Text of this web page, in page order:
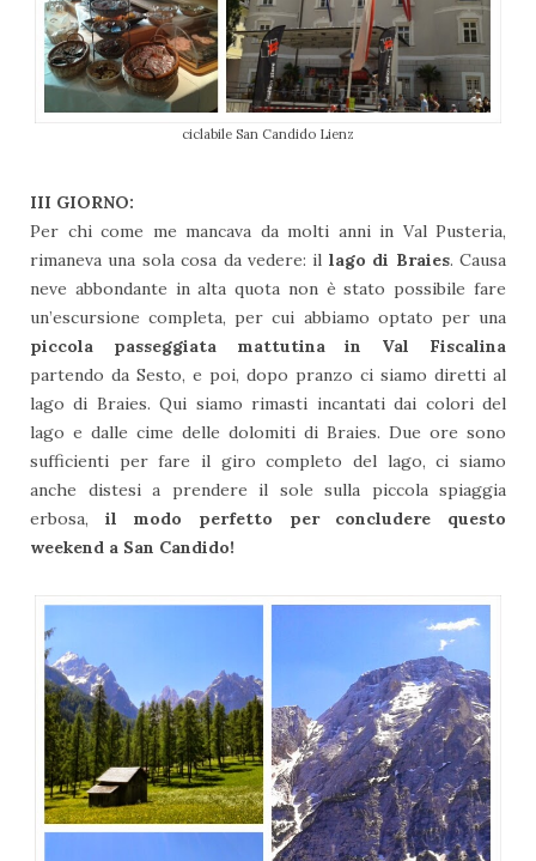
ciclabile San Candido Lienz
III GIORNO:
Per chi come me mancava da molti anni in Val Pusteria,
rimaneva una sola cosa da vedere: il lago di Braies. Causa
neve abbondante in alta quota non è stato possibile fare
un’escursione completa, per cui abbiamo optato per una
piccola passeggiata mattutina in Val Fiscalina
partendo da Sesto, e poi, dopo pranzo ci siamo diretti al
lago di Braies. Qui siamo rimasti incantati dai colori del
lago e dalle cime delle dolomiti di Braies. Due ore sono
sufficienti per fare il giro completo del lago, ci siamo
anche distesi a prendere il sole sulla piccola spiaggia
erbosa, il modo perfetto per concludere questo
weekend a San Candido!